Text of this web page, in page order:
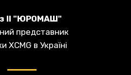
ІІ "ЮРОМАШ"
представник
XCMG в Україні